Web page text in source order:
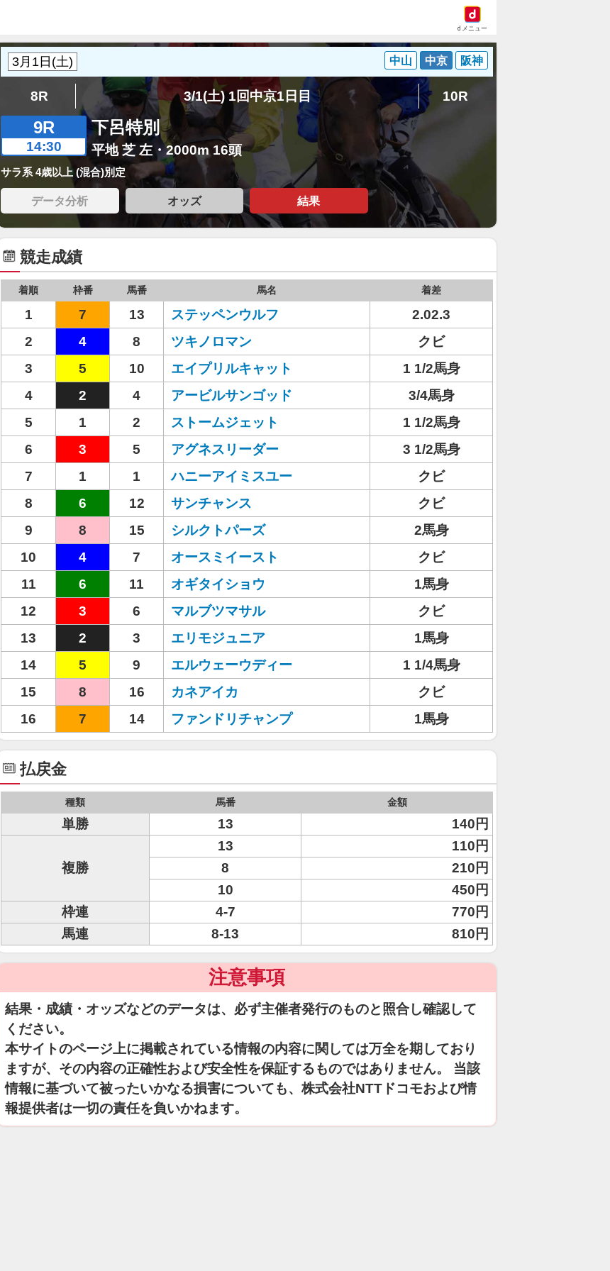
dメニュー
中山 中京 阪神
8R 3/1(土) 1回中京1日目 10R
9R
14:30
下呂特別
平地 芝 左・2000m 16頭
サラ系 4歳以上 (混合)別定
データ分析 オッズ 結果
競走成績
着順 枠番 馬番 馬名 着差
1 7 13 ステッペンウルフ
2.02.3
2
4 8 ツキノロマン
クビ
3
5 10 エイプリルキャット
1 1/2馬身
4
2 4 アービルサンゴッド
3/4馬身
5
1 2 ストームジェット
1 1/2馬身
6
3 5 アグネスリーダー
3 1/2馬身
7
1 1 ハニーアイミスユー
クビ
8
6 12 サンチャンス
クビ
9
8 15 シルクトパーズ
2馬身
10
4 7 オースミイースト
クビ
11
6 11 オギタイショウ
1馬身
12
3 6 マルブツマサル
クビ
13
2 3 エリモジュニア
1馬身
14
5 9 エルウェーウディー
1 1/4馬身
15
8 16 カネアイカ
クビ
16
7 14 ファンドリチャンプ 1馬身
払戻金
種類 馬番 金額
単勝 13 140円
複勝
13
110円
8
210円
10
450円
枠連
4-7
770円
馬連
8-13 810円
注意事項
結果・成績・オッズなどのデータは、必ず主催者発行のものと照合し確認して
ください。
本サイトのページ上に掲載されている情報の内容に関しては万全を期しており
ますが、その内容の正確性および安全性を保証するものではありません。 当該
情報に基づいて被ったいかなる損害についても、株式会社NTTドコモおよび情
報提供者は一切の責任を負いかねます。